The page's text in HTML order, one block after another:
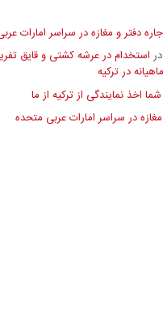
دفتر و مغازه در سراسر امارات
در
شما اخذ نمایندگی از ترکیه از ما
مغازه در سراسر امارات عربی متحده